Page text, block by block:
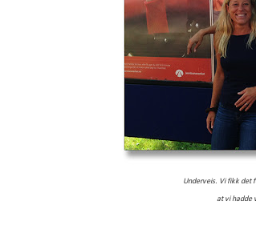
Underveis. Vi fikk det
at vi hadde